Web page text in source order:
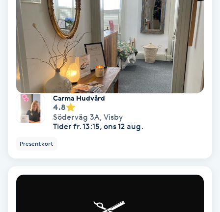
Luggklippning
Lymfmassage
Läpptatuering
Makeup
Manikyr & Pedikyr
Medial vägledning
Carma Hudvård
4.8
Söderväg 3A, Visby
Tider fr. 13:15, ons 12 aug.
Presentkort